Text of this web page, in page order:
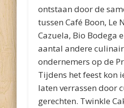
ontstaan door de
tussen Café Boon, Le
Cazuela, Bio Bodega
aantal andere
ondernemers op de
Tijdens het feest kon
laten verrassen door
gerechten. Twinkle